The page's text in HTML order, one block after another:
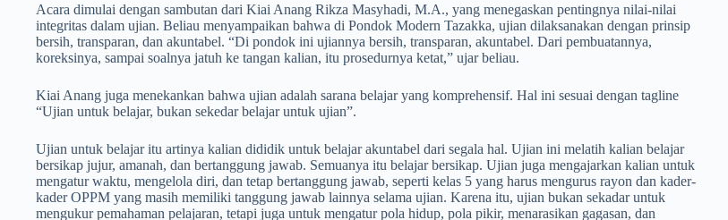
Acara dimulai dengan sambutan dari Kiai Anang Rikza Masyhadi, M.A., yang menegaskan pentingnya nilai-nilai
integritas dalam ujian. Beliau menyampaikan bahwa di Pondok Modern Tazakka, ujian dilaksanakan dengan prinsip
bersih, transparan, dan akuntabel. “Di pondok ini ujiannya bersih, transparan, akuntabel. Dari pembuatannya,
koreksinya, sampai soalnya jatuh ke tangan kalian, itu prosedurnya ketat,” ujar beliau.
Kiai Anang juga menekankan bahwa ujian adalah sarana belajar yang komprehensif. Hal ini sesuai dengan tagline
“Ujian untuk belajar, bukan sekedar belajar untuk ujian”.
Ujian untuk belajar itu artinya kalian dididik untuk belajar akuntabel dari segala hal. Ujian ini melatih kalian belajar
bersikap jujur, amanah, dan bertanggung jawab. Semuanya itu belajar bersikap. Ujian juga mengajarkan kalian untuk
mengatur waktu, mengelola diri, dan tetap bertanggung jawab, seperti kelas 5 yang harus mengurus rayon dan kader-
kader OPPM yang masih memiliki tanggung jawab lainnya selama ujian. Karena itu, ujian bukan sekadar untuk
mengukur pemahaman pelajaran, tetapi juga untuk mengatur pola hidup, pola pikir, menarasikan gagasan, dan